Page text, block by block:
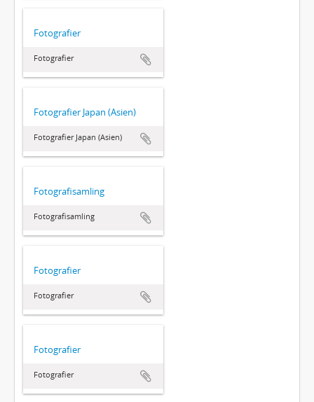
Fotografier
Fotografier
Fotografier Japan (Asien)
Fotografier Japan (Asien)
Fotografisamling
Fotografisamling
Fotografier
Fotografier
Fotografier
Fotografier